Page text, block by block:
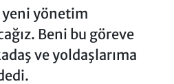
yönetim
Beni bu göreve
ve yoldaşlarıma